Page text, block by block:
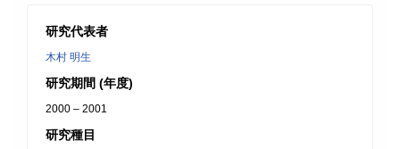
研究代表者
木村 明生
研究期間 (年度)
2000 – 2001
研究種目